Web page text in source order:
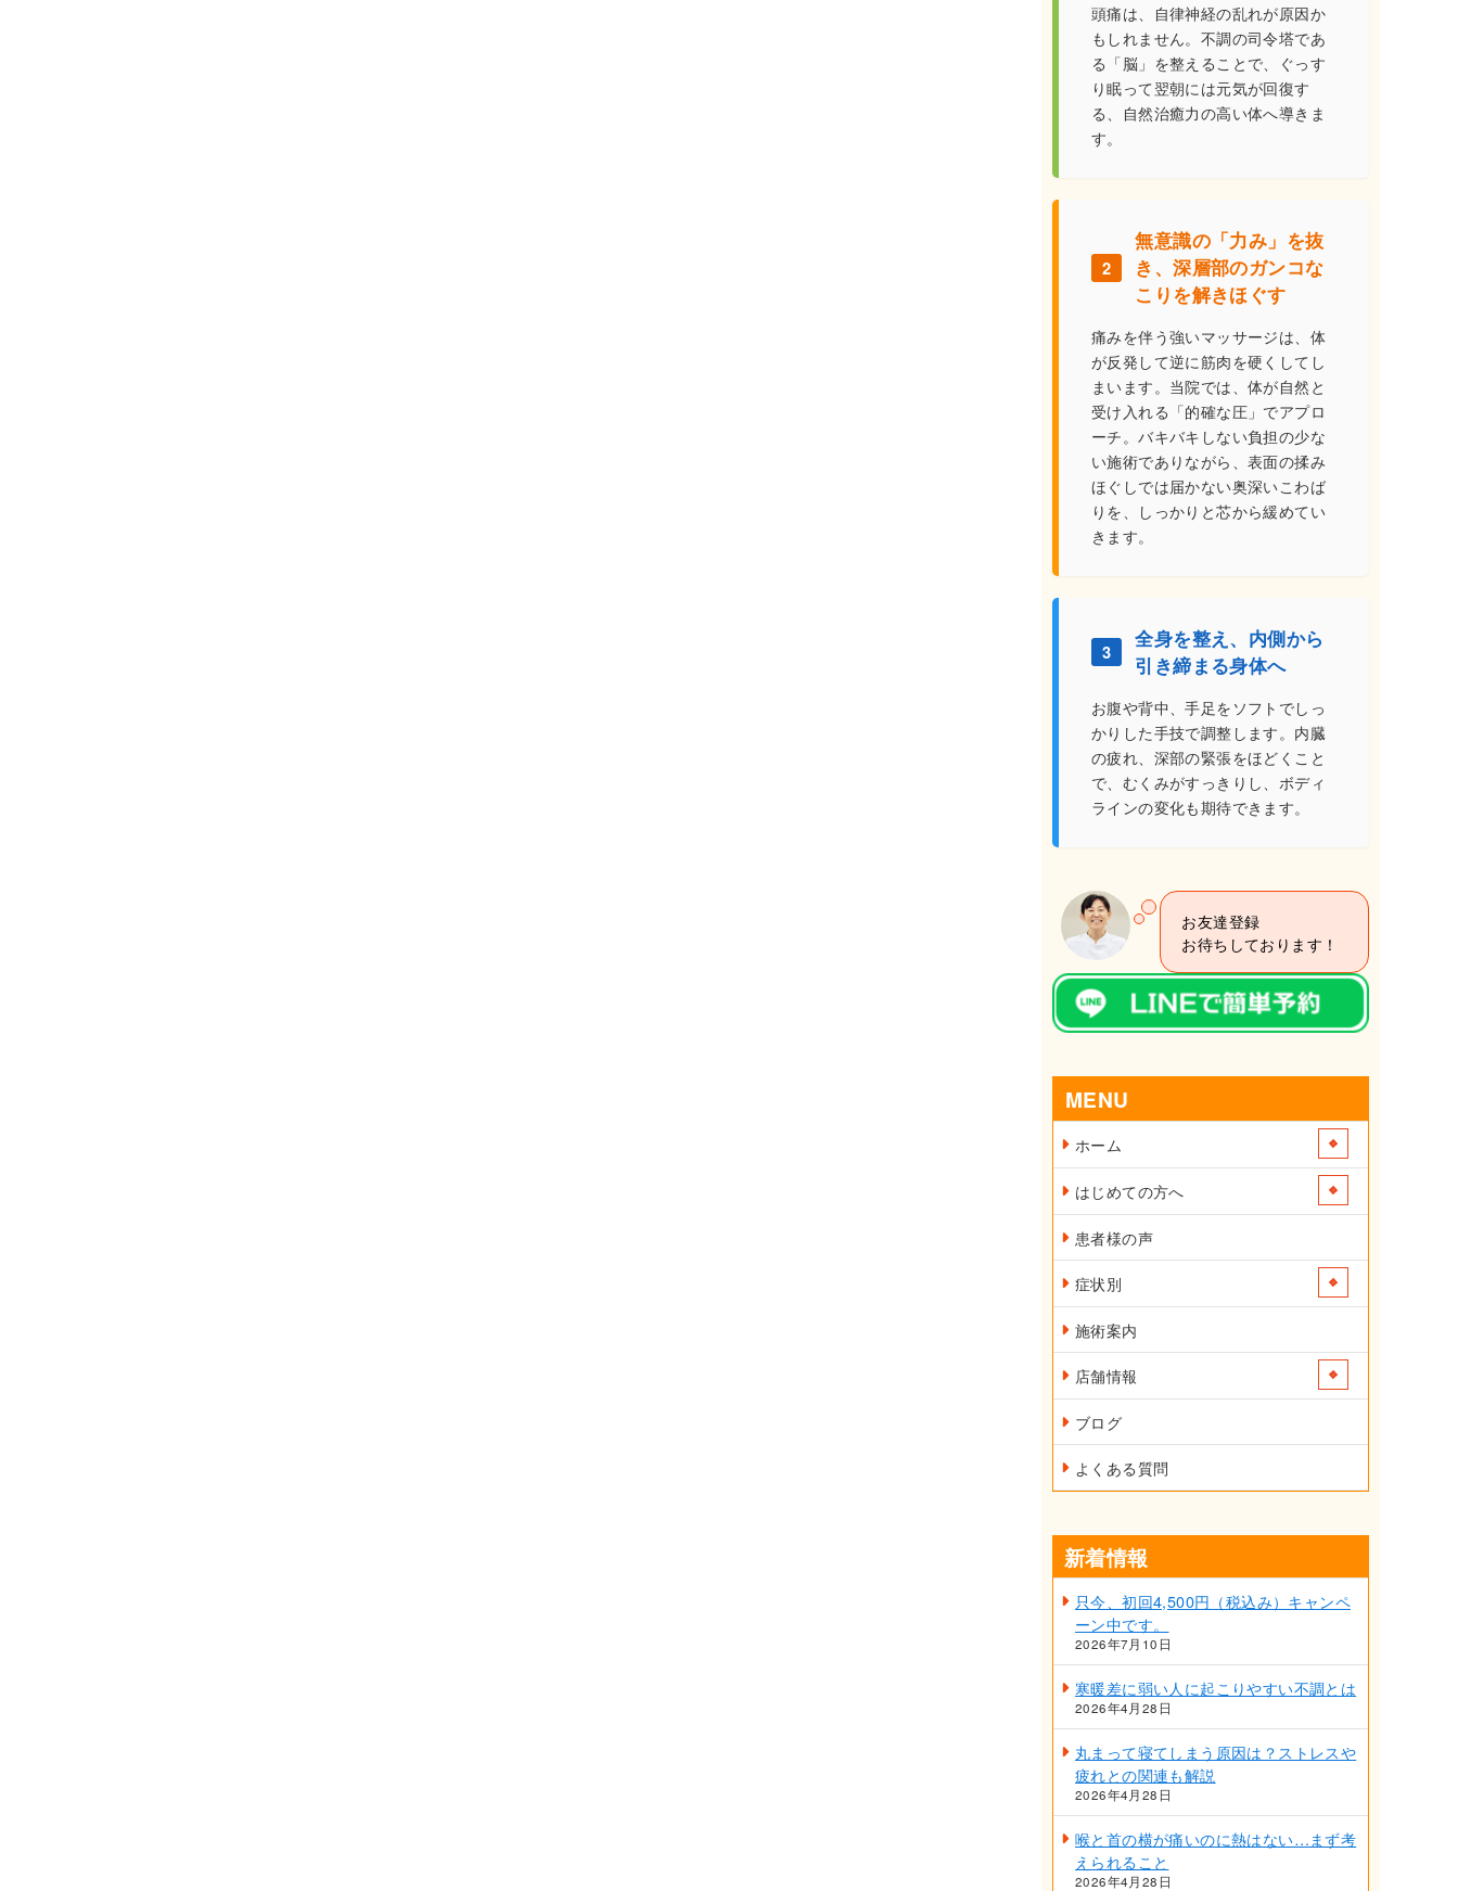
頭痛は、自律神経の乱れが原因か
もしれません。不調の司令塔であ
る「脳」を整えることで、ぐっす
り眠って翌朝には元気が回復す
る、自然治癒力の高い体へ導きま
す。
2
無意識の「力み」を抜
き、深層部のガンコな
こりを解きほぐす
痛みを伴う強いマッサージは、体
が反発して逆に筋肉を硬くしてし
まいます。当院では、体が自然と
受け入れる「的確な圧」でアプロ
ーチ。バキバキしない負担の少な
い施術でありながら、表面の揉み
ほぐしでは届かない奥深いこわば
りを、しっかりと芯から緩めてい
きます。
3
全身を整え、内側から
引き締まる身体へ
お腹や背中、手足をソフトでしっ
かりした手技で調整します。内臓
の疲れ、深部の緊張をほどくこと
で、むくみがすっきりし、ボディ
ラインの変化も期待できます。
お友達登録
お待ちしております！
MENU
ホーム
はじめての方へ
患者様の声
症状別
施術案内
店舗情報
ブログ
よくある質問
新着情報
只今、初回4,500円（税込み）キャンペ
ーン中です。
2026年7月10日
寒暖差に弱い人に起こりやすい不調とは
2026年4月28日
丸まって寝てしまう原因は？ストレスや
疲れとの関連も解説
2026年4月28日
喉と首の横が痛いのに熱はない…まず考
えられること
2026年4月28日